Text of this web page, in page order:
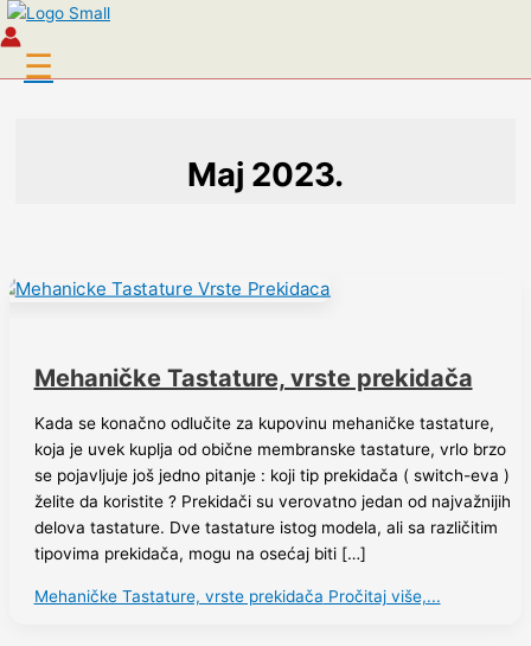
Pređi na sadržaj
☰
Maj 2023.
Mehaničke Tastature, vrste prekidača
Kada se konačno odlučite za kupovinu mehaničke tastature,
koja je uvek kuplja od obične membranske tastature, vrlo brzo
se pojavljuje još jedno pitanje : koji tip prekidača ( switch-eva )
želite da koristite ? Prekidači su verovatno jedan od najvažnijih
delova tastature. Dve tastature istog modela, ali sa različitim
tipovima prekidača, mogu na osećaj biti […]
Mehaničke Tastature, vrste prekidača Pročitaj više,...